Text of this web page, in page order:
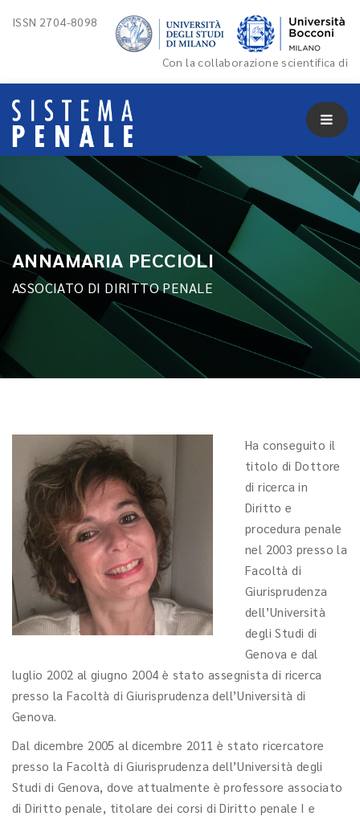
ISSN 2704-8098
Con la collaborazione scientifica di
ANNAMARIA PECCIOLI
ASSOCIATO DI DIRITTO PENALE
Ha conseguito il
titolo di Dottore
di ricerca in
Diritto e
procedura penale
nel 2003 presso la
Facoltà di
Giurisprudenza
dell’Università
degli Studi di
Genova e dal
luglio 2002 al giugno 2004 è stato assegnista di ricerca
presso la Facoltà di Giurisprudenza dell’Università di
Genova.
Dal dicembre 2005 al dicembre 2011 è stato ricercatore
presso la Facoltà di Giurisprudenza dell’Università degli
Studi di Genova, dove attualmente è professore associato
di Diritto penale, titolare dei corsi di Diritto penale I e